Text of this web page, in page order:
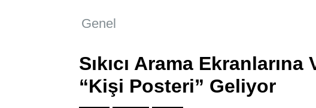
Genel
Sıkıcı Arama
“Kişi Posteri” Geliyor